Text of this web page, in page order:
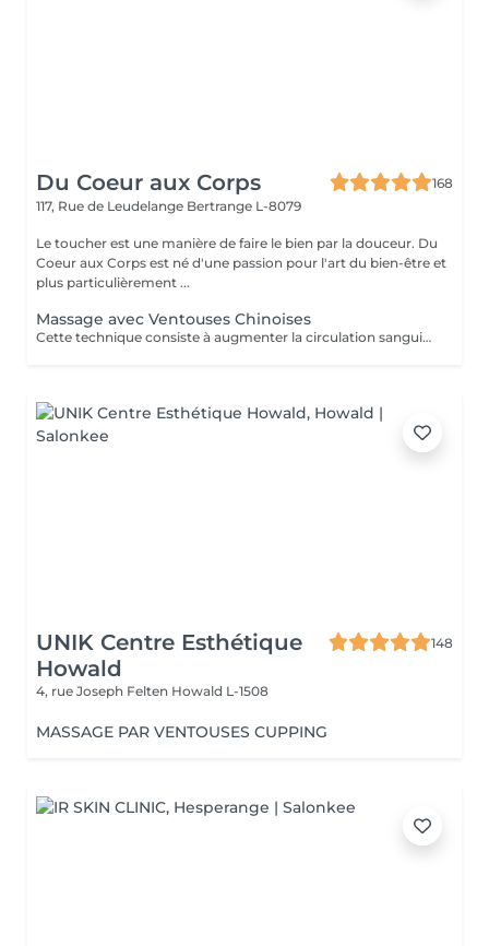
Du Coeur aux Corps
168
117, Rue de Leudelange Bertrange L-8079
Le toucher est une manière de faire le bien par la douceur. Du
Coeur aux Corps est né d'une passion pour l'art du bien-être et
plus particulièrement ...
Massage avec Ventouses Chinoises
Cette technique consiste à augmenter la circulation sanguine. L'objectif est de créer un effet de succion qui favorisera la décongestion des tissus, l'évacuation des toxines et la mobilité des tissus. Prioritairement, cette pratique s'effectue sur le dos.
UNIK Centre Esthétique
Howald
148
4, rue Joseph Felten Howald L-1508
MASSAGE PAR VENTOUSES CUPPING